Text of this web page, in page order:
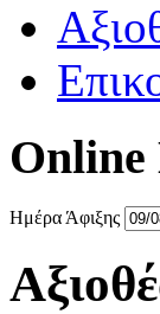
Online
Ημέρα Άφιξης